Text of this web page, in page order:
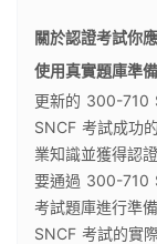
關於認證考試你
使用真實題庫準
更新的 300-710
SNCF 考試成功
業知識並獲得認證
要通過 300-710
考試題庫進行準
SNCF 考試的實